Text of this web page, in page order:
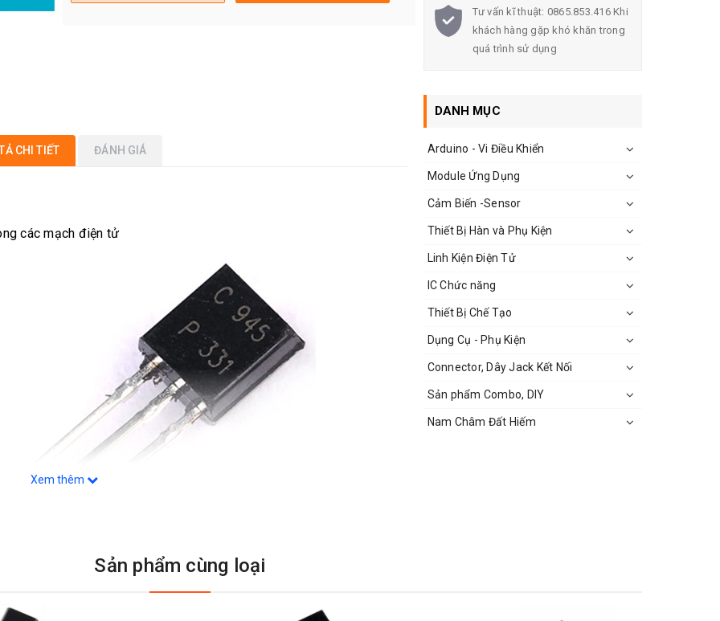
CHI TIẾT ĐÁNH GIÁ
các mạch điện tử
Xem thêm
Tư vấn kĩ thuật: 0865.853.416 Khi
khách hàng gặp khó khăn trong
quá trình sử dụng
DANH MỤC
Arduino - Vi Điều Khiển
Module Ứng Dụng
Cảm Biến -Sensor
Thiết Bị Hàn và Phụ Kiện
Linh Kiện Điện Tử
IC Chức năng
Thiết Bị Chế Tạo
Dụng Cụ - Phụ Kiện
Connector, Dây Jack Kết Nối
Sản phẩm Combo, DIY
Nam Châm Đất Hiếm
Sản phẩm cùng loại